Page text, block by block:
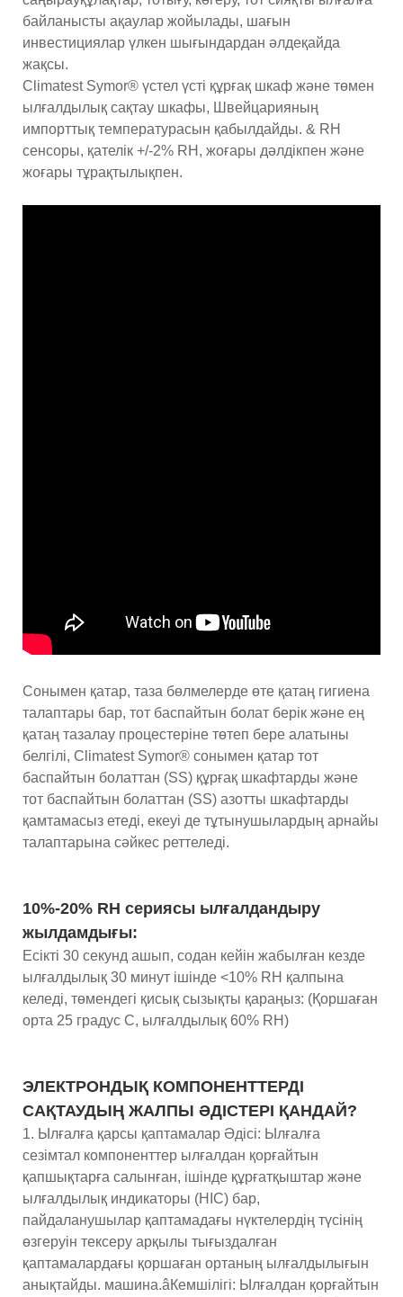
байланысты ақаулар жойылады, шағын
инвестициялар үлкен шығындардан әлдеқайда
жақсы.
Climatest Symor® үстел үсті құрғақ шкаф және төмен
ылғалдылық сақтау шкафы, Швейцарияның
импорттық температурасын қабылдайды. & RH
сенсоры, қателік +/-2% RH, жоғары дәлдікпен және
жоғары тұрақтылықпен.
Сонымен қатар, таза бөлмелерде өте қатаң гигиена
талаптары бар, тот баспайтын болат берік және ең
қатаң тазалау процестеріне төтеп бере алатыны
белгілі, Climatest Symor® сонымен қатар тот
баспайтын болаттан (SS) құрғақ шкафтарды және
тот баспайтын болаттан (SS) азотты шкафтарды
қамтамасыз етеді, екеуі де тұтынушылардың арнайы
талаптарына сәйкес реттеледі.
10%-20% RH сериясы ылғалдандыру
жылдамдығы:
Есікті 30 секунд ашып, содан кейін жабылған кезде
ылғалдылық 30 минут ішінде <10% RH қалпына
келеді, төмендегі қисық сызықты қараңыз: (Қоршаған
орта 25 градус C, ылғалдылық 60% RH)
ЭЛЕКТРОНДЫҚ КОМПОНЕНТТЕРДІ
САҚТАУДЫҢ ЖАЛПЫ ӘДІСТЕРІ ҚАНДАЙ?
1. Ылғалға қарсы қаптамалар Әдісі: Ылғалға
сезімтал компоненттер ылғалдан қорғайтын
қапшықтарға салынған, ішінде құрғатқыштар және
ылғалдылық индикаторы (HIC) бар,
пайдаланушылар қаптамадағы нүктелердің түсінің
өзгеруін тексеру арқылы тығыздалған
қаптамалардағы қоршаған ортаның ылғалдылығын
анықтайды. машина.âКемшілігі: Ылғалдан қорғайтын